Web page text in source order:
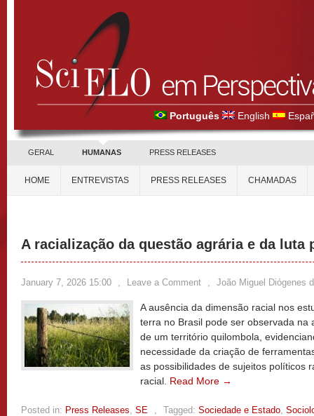
Português English
GERAL HUMANAS PRESS RELEASES
HOME ENTREVISTAS PRESS RELEASES CHAMADAS
A racialização da questão agrária e da luta
January 7, 2026 15:00 , Leave a Comment , João Miguel Diógenes
A ausência da dimensão racial nos
terra no Brasil pode ser observada na
de um território quilombola,
necessidade da criação de
as possibilidades de sujeitos políticos
racial. Read More →
Posted in: Press Releases, SE , Tagged: Sociedade e Estado,